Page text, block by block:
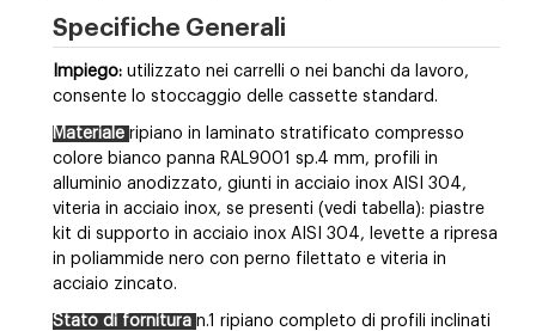
Specifiche Generali
Impiego: utilizzato nei carrelli o nei banchi da lavoro,
consente lo stoccaggio delle cassette standard.
Materiale ripiano in laminato stratificato compresso
colore bianco panna RAL9001 sp.4 mm, profili in
alluminio anodizzato, giunti in acciaio inox AISI 304,
viteria in acciaio inox, se presenti (vedi tabella): piastre
kit di supporto in acciaio inox AISI 304, levette a ripresa
in poliammide nero con perno filettato e viteria in
acciaio zincato.
Stato di fornitura n.1 ripiano completo di profili inclinati